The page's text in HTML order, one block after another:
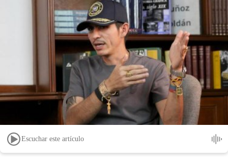
Escuchar este artículo